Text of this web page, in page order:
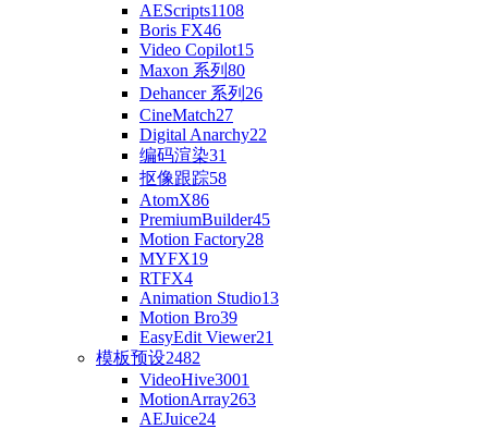
AEScripts1108
Boris FX46
Video Copilot15
Maxon 系列 80
Dehancer 系列 26
CineMatch27
Digital Anarchy22
编码渲染31
抠像跟踪58
AtomX86
PremiumBuilder45
Motion Factory28
MYFX19
RTFX4
Animation Studio13
Motion Bro39
EasyEdit Viewer21
模板预设2482
VideoHive3001
MotionArray263
AEJuice24